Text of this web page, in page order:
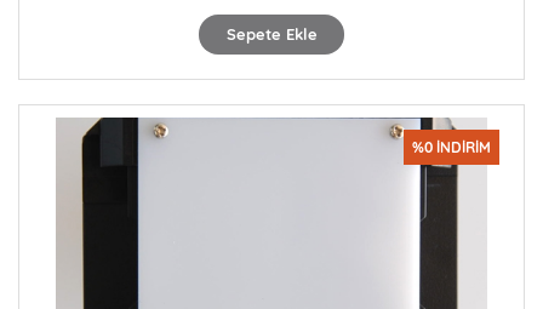
Sepete Ekle
%0 İNDİRİM